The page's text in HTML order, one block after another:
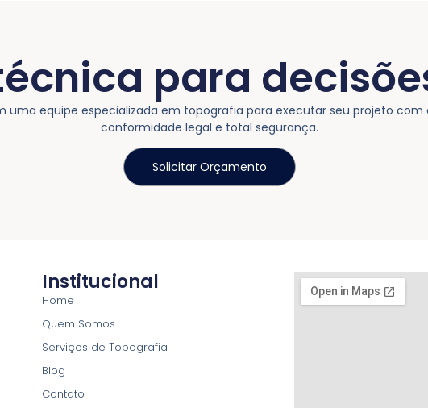
para
uma equipe especializada em topografia para executar seu projeto com
conformidade legal e total segurança.
Solicitar Orçamento
Institucional
Home
Quem Somos
Serviços de Topografia
Blog
Contato